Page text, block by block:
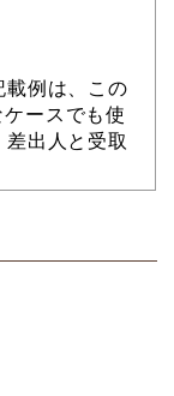
例は、この
ースでも使
出人と受取